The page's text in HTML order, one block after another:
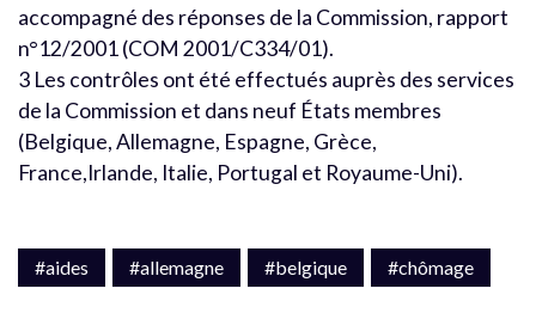
accompagné des réponses de la Commission, rapport
n°12/2001 (COM 2001/C334/01).
3 Les contrôles ont été effectués auprès des services
de la Commission et dans neuf États membres
(Belgique, Allemagne, Espagne, Grèce,
France,Irlande, Italie, Portugal et Royaume-Uni).
#aides #allemagne #belgique #chômage